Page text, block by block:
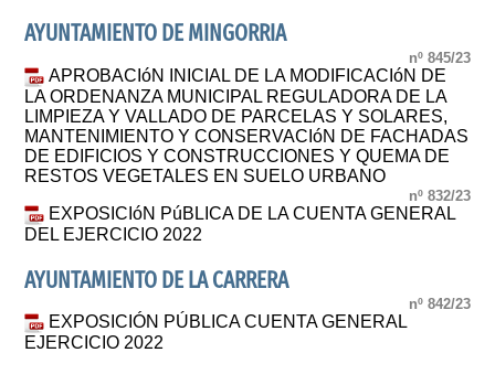
AYUNTAMIENTO DE MINGORRIA
nº 845/23
APROBACIóN INICIAL DE LA MODIFICACIóN DE
LA ORDENANZA MUNICIPAL REGULADORA DE LA
LIMPIEZA Y VALLADO DE PARCELAS Y SOLARES,
MANTENIMIENTO Y CONSERVACIóN DE FACHADAS
DE EDIFICIOS Y CONSTRUCCIONES Y QUEMA DE
RESTOS VEGETALES EN SUELO URBANO
nº 832/23
EXPOSICIóN PúBLICA DE LA CUENTA GENERAL
DEL EJERCICIO 2022
AYUNTAMIENTO DE LA CARRERA
nº 842/23
EXPOSICIÓN PÚBLICA CUENTA GENERAL
EJERCICIO 2022